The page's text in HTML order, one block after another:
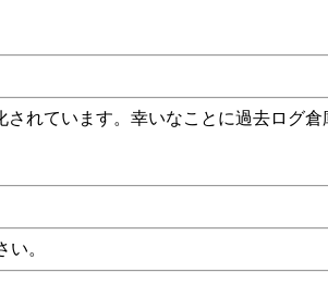
れています。幸いなことに過去ログ倉
。